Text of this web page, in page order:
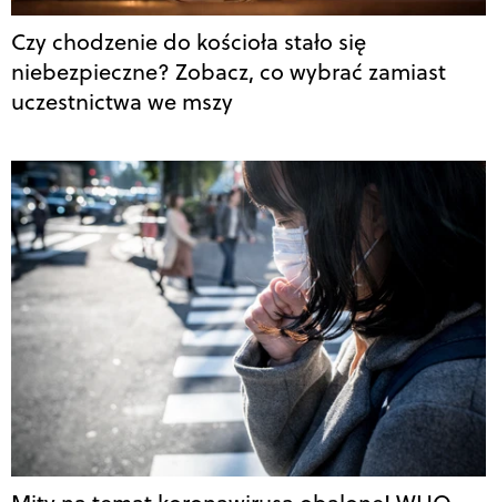
Czy chodzenie do kościoła stało się
niebezpieczne? Zobacz, co wybrać zamiast
uczestnictwa we mszy